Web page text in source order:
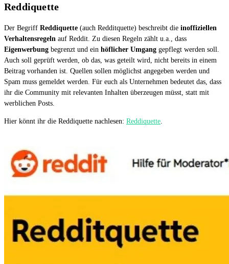
Reddiquette
Der Begriff Reddiquette (auch Redditquette) beschreibt die inoffiziellen
Verhaltensregeln auf Reddit. Zu diesen Regeln zählt u.a., dass
Eigenwerbung begrenzt und ein höflicher Umgang gepflegt werden soll.
Auch soll geprüft werden, ob das, was geteilt wird, nicht bereits in einem
Beitrag vorhanden ist. Quellen sollen möglichst angegeben werden und
Spam muss gemeldet werden. Für euch als Unternehmen bedeutet das, dass
ihr die Community mit relevanten Inhalten überzeugen müsst, statt mit
werblichen Posts.
Hier könnt ihr die Reddiquette nachlesen: Reddiquette